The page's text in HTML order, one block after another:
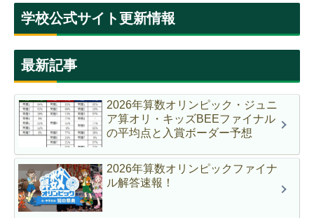
学校公式サイト更新情報
最新記事
2026年算数オリンピック・ジュニ
ア算オリ・キッズBEEファイナル
の平均点と入賞ボーダー予想
2026年算数オリンピックファイナ
ル解答速報！